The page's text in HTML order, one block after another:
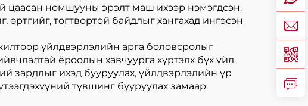
цаасан номшууны эрэлт маш ихээр нэмэгдсэн.
өртгийг, тогтвортой байдлыг хангахад ингэсэн
үйлдвэрлэлийн арга боловсролыг
ёроолын хавчуурга хүртэлх бүх үйл
зардлыг ихэд бууруулах, үйлдвэрлэлийн үр
түвшинг бууруулах замаар